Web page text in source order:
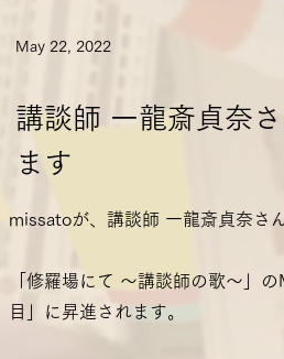
May 22, 2022
講談師 一龍斎貞奈
ます
missatoが、講談師 一龍斎貞奈さ
「修羅場にて 〜講談師の歌〜」
目」に昇進されます。